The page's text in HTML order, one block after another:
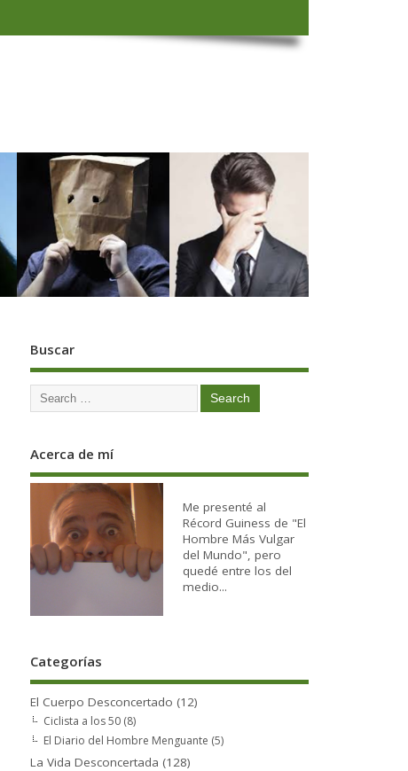
Buscar
Acerca de mí
Me presenté al
Récord Guiness de "El
Hombre Más Vulgar
del Mundo", pero
quedé entre los del
medio...
Categorías
El Cuerpo Desconcertado (12)
Ciclista a los 50 (8)
El Diario del Hombre Menguante (5)
La Vida Desconcertada (128)